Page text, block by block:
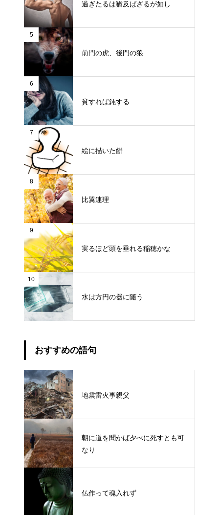
過ぎたるは猶及ばざるが如し
5
前門の虎、後門の狼
6
貧すれば鈍する
7
絵に描いた餅
8
比翼連理
9
実るほど頭を垂れる稲穂かな
10
水は方円の器に随う
おすすめの語句
地震雷火事親父
朝に道を聞かば夕べに死すとも可
なり
仏作って魂入れず